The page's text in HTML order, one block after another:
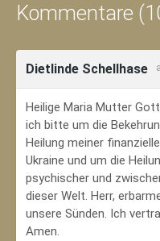
Kommentare
Dietlinde Schellhase
Heilige Maria Mutter
ich bitte um die
Heilung meiner
Ukraine und um die
psychischer und
dieser Welt. Herr,
unsere Sünden. Ich
Amen.